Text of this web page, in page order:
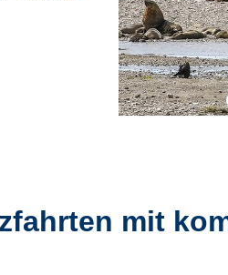
mit